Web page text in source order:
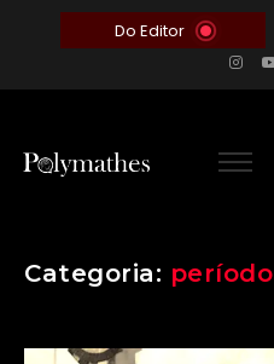
Do Editor
O Voto como Moeda: Clientelismo e o Analfabetismo Funcional Político no Brasil
Categoria: período